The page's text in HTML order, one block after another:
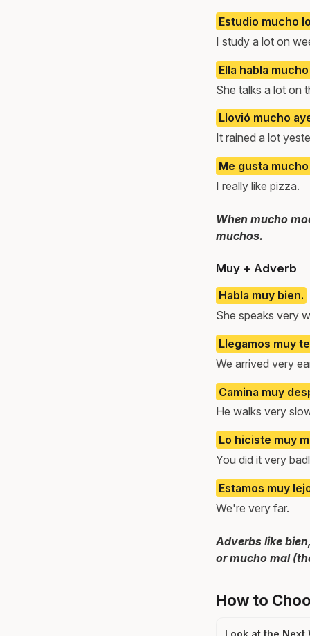
Estudio mucho
I study a lot on
Ella habla
She talks a lot on
Llovió mucho
It rained a lot
Me gusta
I really like pizza.
When mucho
muchos.
Muy + Adverb
Habla muy bien.
She speaks very
Llegamos muy
We arrived very
Camina muy
He walks very
Lo hiciste muy
You did it very
Estamos muy
We're very far.
Adverbs like
or mucho mal
How to
Look at the Next